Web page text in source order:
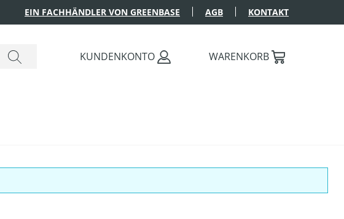
EIN FACHHÄNDLER VON GREENBASE AGB KONTAKT
KUNDENKONTO WARENKORB